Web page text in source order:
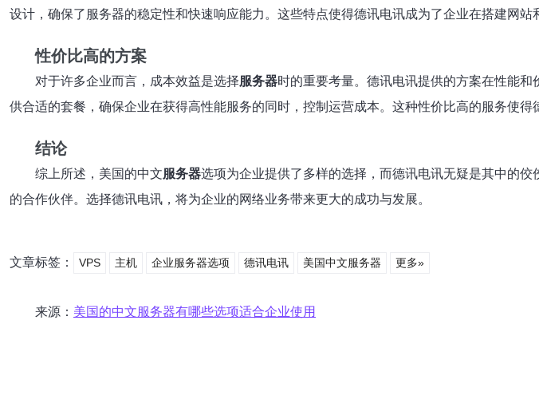
设计，确保了服务器的稳定性和快速响应能力。这些特点使得德讯电讯成为了企业在搭建网站
性价比高的方案
对于许多企业而言，成本效益是选择服务器时的重要考量。德讯电讯提供的方案在性能
供合适的套餐，确保企业在获得高性能服务的同时，控制运营成本。这种性价比高的服务使得
结论
综上所述，美国的中文服务器选项为企业提供了多样的选择，而德讯电讯无疑是其中的佼
的合作伙伴。选择德讯电讯，将为企业的网络业务带来更大的成功与发展。
文章标签： VPS 主机 企业服务器选项 德讯电讯 美国中文服务器 更多»
来源： 美国的中文服务器有哪些选项适合企业使用